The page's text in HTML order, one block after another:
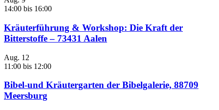
14:00 bis 16:00
Kräuterführung & Workshop: Die Kraft der
Bitterstoffe – 73431 Aalen
Aug. 12
11:00 bis 12:00
Bibel-und Kräutergarten der Bibelgalerie, 88709
Meersburg